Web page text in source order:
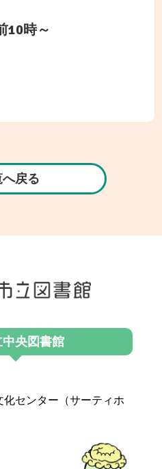
10時～
戻る
央図書館
センター（サーティホ